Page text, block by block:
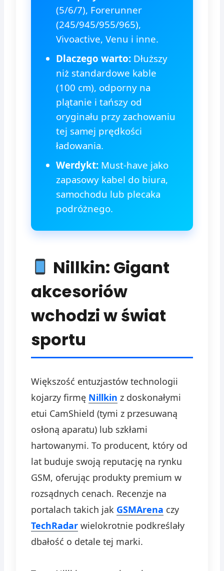
(5/6/7), Forerunner
(245/945/955/965),
Vivoactive, Venu i inne.
Dlaczego warto: Dłuższy
niż standardowe kable
(100 cm), odporny na
plątanie i tańszy od
oryginału przy zachowaniu
tej samej prędkości
ładowania.
Werdykt: Must-have jako
zapasowy kabel do biura,
samochodu lub plecaka
podróżnego.
Nillkin: Gigant
akcesoriów
wchodzi w świat
sportu
Większość entuzjastów technologii
kojarzy firmę Nillkin z doskonałymi
etui CamShield (tymi z przesuwaną
osłoną aparatu) lub szkłami
hartowanymi. To producent, który od
lat buduje swoją reputację na rynku
GSM, oferując produkty premium w
rozsądnych cenach. Recenzje na
portalach takich jak GSMArena czy
TechRadar wielokrotnie podkreślały
dbałość o detale tej marki.